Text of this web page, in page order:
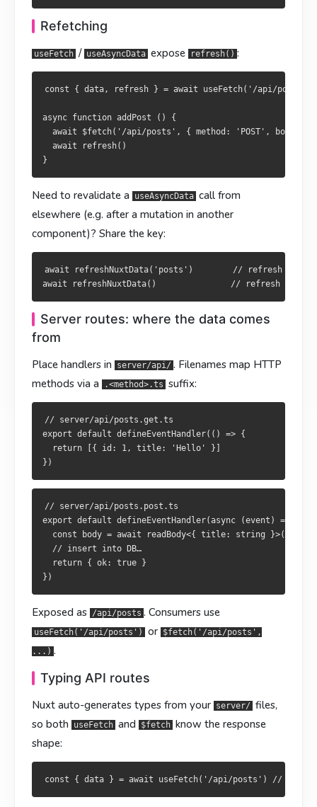
其他组件里想刷新？用同一个 key：
服务端路由：数据从哪里来
处理器放在 server/api/ ，文件名后缀映射 HTTP 方法：
// server/api/posts.get.ts
// server/api/posts.post.ts
export default defineEventHandler(async (event) => {
  const body = await readBody<{ title: string }>(event)
  // 写库 …
  return { ok: true }
$fetch('/api/posts', ...) 调用。
API 路由的类型
Nuxt 会自动根据 server/ 文件生成类型，
都能拿到响应类型：
想导出响应类型复用：
// server/api/posts.get.ts
export type PostsResponse = Awaited<ReturnType<typeof
const handler = defineEventHandler(() => fetchPosts())
选择原则
页面级 SSR 数据？
自定义异步逻辑 + 稳定缓存？
用户触发的写操作？→ $fetch + refresh()
多个组件要同一份数据？ → 用相同的 key
其他元件需刷新？共用相同 key：
伺服器路由：資料從哪裡來
處理器置於 server/api/ ，檔名後綴對應 HTTP 方法：
// server/api/posts.get.ts
// server/api/posts.post.ts
export default defineEventHandler(async (event) => {
  const body = await readBody<{ title: string }>(event)
  // 寫入資料庫 …
  return { ok: true }
$fetch('/api/posts', ...) 呼叫。
Nuxt 會自動依 server/ 檔案產生型別，
皆可取得回應型別：
欲匯出回應型別重用：
// server/api/posts.get.ts
export type PostsResponse = Awaited<ReturnType<typeof
const handler = defineEventHandler(() => fetchPosts())
選擇原則
頁面層級 SSR 資料？
自訂非同步邏輯 + 穩定快取？
使用者觸發的寫入？→ $fetch + refresh()
多個元件共享同一份資料？→ 使用相同 key
Refetching
useFetch / useAsyncData expose refresh() :
const { data, refresh } = await useFetch('/api/posts')
async function addPost () {
await $fetch('/api/posts', { method: 'POST', body:
  await refresh()
Need to revalidate a useAsyncData call from
elsewhere (e.g. after a mutation in another
component)? Share the key:
await refreshNuxtData('posts')        // refresh by key
Server routes: where the data comes
from
Place handlers in server/api/ . Filenames map HTTP
methods via a
.<method>.ts suffix:
// server/api/posts.get.ts
export default defineEventHandler(() => {
  return [{ id: 1, title: 'Hello' }]
// server/api/posts.post.ts
export default defineEventHandler(async (event) => {
  const body = await readBody<{ title: string }>(event)
  // insert into DB…
  return { ok: true }
Exposed as /api/posts . Consumers use
useFetch('/api/posts') or $fetch('/api/posts',
...) .
Typing API routes
Nuxt auto-generates types from your server/ files,
so both
useFetch and $fetch know the response
shape: